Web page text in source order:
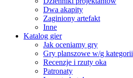
Dwa akapity
Zaginiony artefakt
Inne
Katalog gier
Jak oceniamy gry
Gry planszowe w/g kategorii
Recenzje i rzuty oka
Patronaty